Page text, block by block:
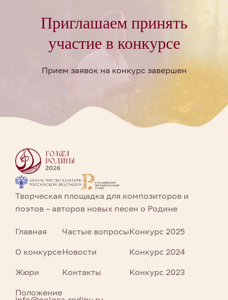
Приглашаем принять
участие в конкурсе
Прием заявок на конкурс завершен
Творческая площадка для композиторов и
поэтов – авторов новых песен о Родине
Главная
О конкурсе
Жюри
Положение
Частые вопросы
Новости
Контакты
Конкурс 2025
Конкурс 2024
Конкурс 2023